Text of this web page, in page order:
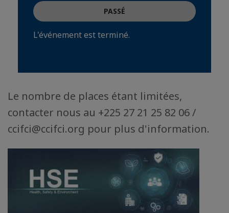
PASSÉ
L'événement est terminé.
Le nombre de places étant limitées,
contacter nous au +225 27 21 25 82 06 /
ccifci@ccifci.org pour plus d'information.